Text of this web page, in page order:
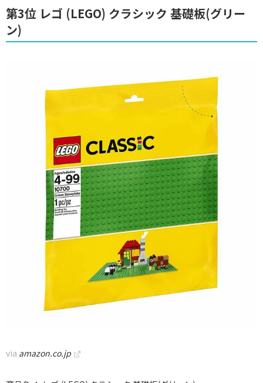
第3位 レゴ (LEGO) クラシック 基礎板(グリー
ン)
via amazon.co.jp